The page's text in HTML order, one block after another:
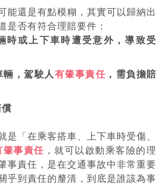
能還是有點模糊，其實可以歸納出
是否有符合理賠要件：
時或上下車時遭受意外，導致受
，駕駛人 有肇事責任 ，需負擔賠
是「在乘客搭車、上下車時受傷、
肇事責任 ，就可以啟動乘客險的理
事責任，是在交通事故中非常重要
乎到責任的釐清，到底是誰該為事